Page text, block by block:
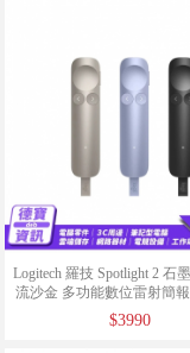
Logitech 羅技 Spotlight 2 石
流沙金 多功能數位雷射簡
/061826
$3990